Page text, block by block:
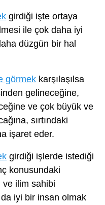
girdiği işte ortaya
ile çok daha iyi
düzgün bir hal
görmek karşılaşılsa
gelineceğine,
ve çok büyük ve
sırtındaki
işaret eder.
girdiği işlerde istediği
konusundaki
ilim sahibi
iyi bir insan olmak